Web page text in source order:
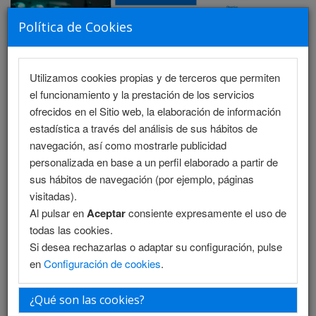
Política de Cookies
Utilizamos cookies propias y de terceros que permiten
el funcionamiento y la prestación de los servicios
ofrecidos en el Sitio web, la elaboración de información
estadística a través del análisis de sus hábitos de
navegación, así como mostrarle publicidad
personalizada en base a un perfil elaborado a partir de
sus hábitos de navegación (por ejemplo, páginas
visitadas).
Al pulsar enAceptarconsiente expresamente el uso de
todas las cookies.
Si desea rechazarlas o adaptar su configuración, pulse
enConfiguración de cookies.
¿Qué son las cookies?
MENU
Programa Científico - Salón 1
Programa Científico - Salón 2
Programa Enfermería
Programa Enfermería (PDF)
Programa PDF
Plantilla